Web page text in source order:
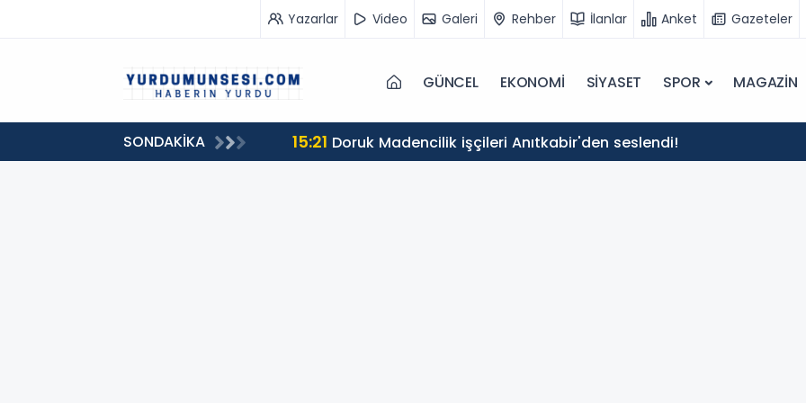
Yazarlar Video Galeri Rehber İlanlar Anket Gazeteler
GÜNCEL EKONOMİ SİYASET SPOR MAGAZİN
SONDAKİKA 15:21 Doruk Madencilik işçileri Anıtkabir'den seslendi!